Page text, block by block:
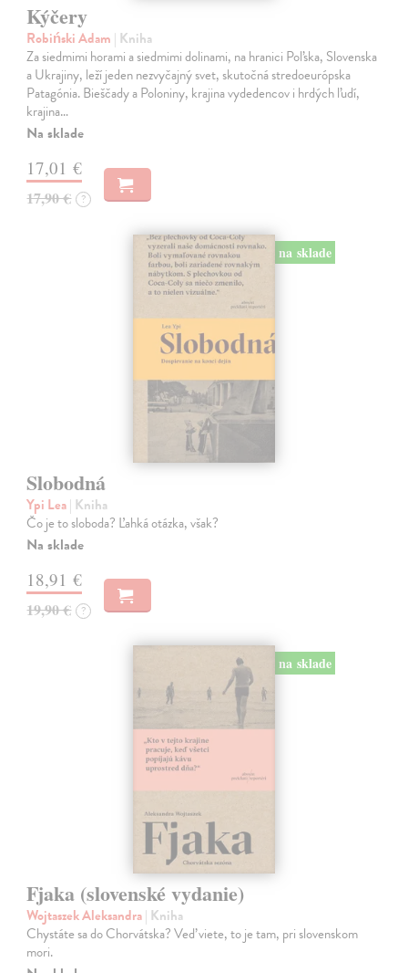
Kýčery
Robiński Adam | Kniha
Za siedmimi horami a siedmimi dolinami, na hranici Poľska, Slovenska
a Ukrajiny, leží jeden nezvyčajný svet, skutočná stredoeurópska
Patagónia. Bieščady a Poloniny, krajina vydedencov i hrdých ľudí,
krajina…
Na sklade
17,01 €
17,90 € ?
na sklade
Slobodná
Ypi Lea| Kniha
Čo je to sloboda? Ľahká otázka, však?
Na sklade
18,91 €
19,90 € ?
na sklade
Fjaka (slovenské vydanie)
Wojtaszek Aleksandra| Kniha
Chystáte sa do Chorvátska? Veď viete, to je tam, pri slovenskom
mori.